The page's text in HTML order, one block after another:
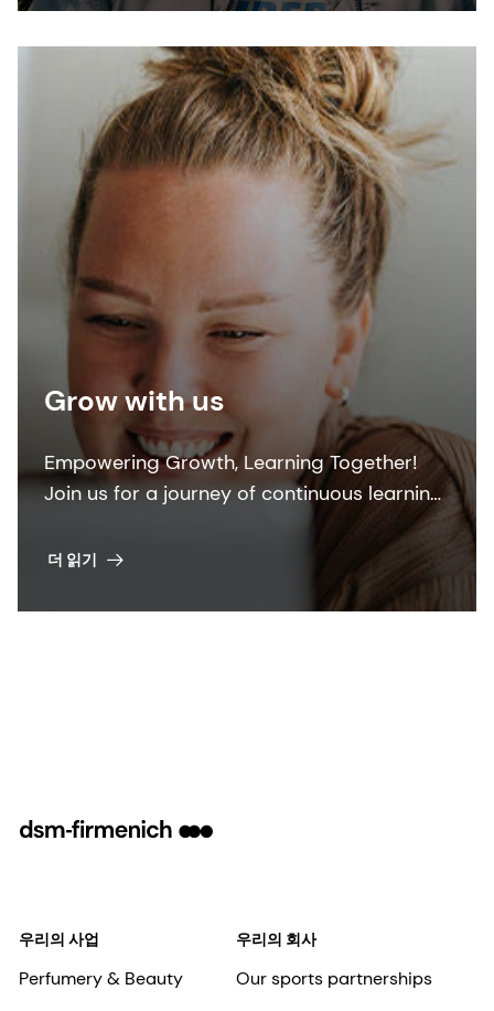
Grow with us
Empowering Growth, Learning Together!
Join us for a journey of continuous learning,
Unleash your potential, no limits, just
더 읽기
우리의 사업
Perfumery & Beauty
우리의 회사
Our sports partnerships